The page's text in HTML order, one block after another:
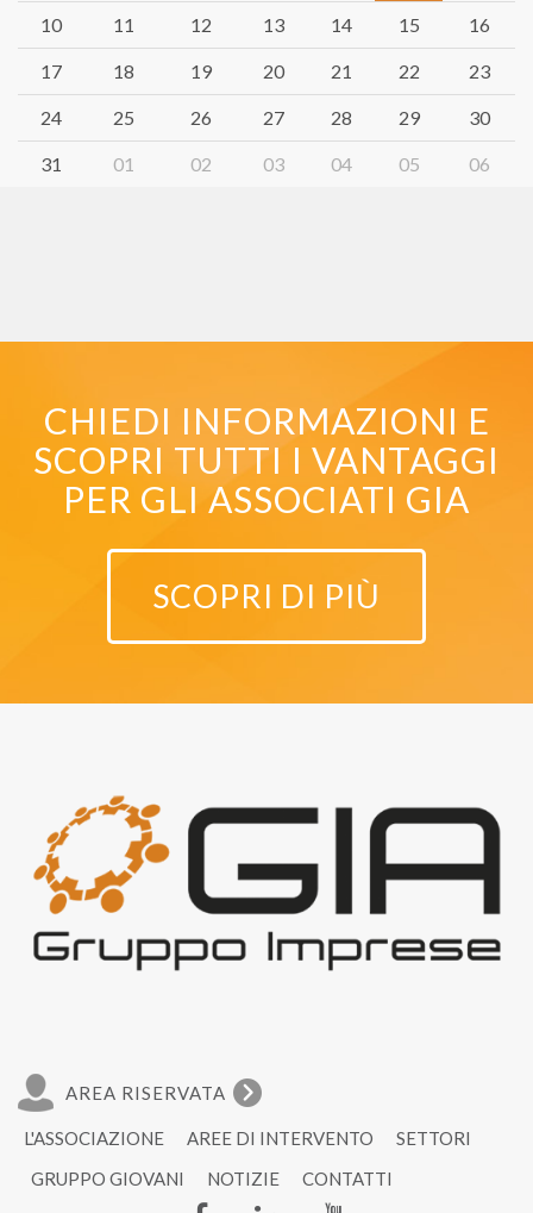
10 11 12 13 14 15 16
17 18 19 20 21 22 23
24 25 26 27 28 29 30
31 01 02 03 04 05 06
CHIEDI INFORMAZIONI E
SCOPRI TUTTI I VANTAGGI
PER GLI ASSOCIATI GIA
SCOPRI DI PIÙ
AREA RISERVATA
L'ASSOCIAZIONE AREE DI INTERVENTO
SETTORI
GRUPPO GIOVANI
NOTIZIE CONTATTI